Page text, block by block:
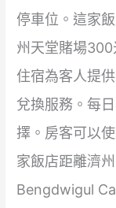
停車位。這家
州天堂賭場300
住宿為客人提
兌換服務。每
擇。房客可以
家飯店距離濟
Bengdwigul